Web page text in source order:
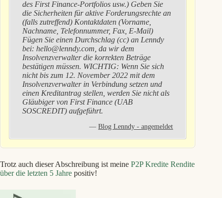
des First Finance-Portfolios usw.) Geben Sie
die Sicherheiten für aktive Forderungsrechte an
(falls zutreffend) Kontaktdaten (Vorname,
Nachname, Telefonnummer, Fax, E-Mail)
Fügen Sie einen Durchschlag (cc) an Lenndy
bei: hello@lenndy.com, da wir dem
Insolvenzverwalter die korrekten Beträge
bestätigen müssen. WICHTIG: Wenn Sie sich
nicht bis zum 12. November 2022 mit dem
Insolvenzverwalter in Verbindung setzen und
einen Kreditantrag stellen, werden Sie nicht als
Gläubiger von First Finance (UAB
SOSCREDIT) aufgeführt.
Blog Lenndy - angemeldet
Trotz auch dieser Abschreibung ist meine P2P Kredite Rendite
über die letzten 5 Jahre positiv!